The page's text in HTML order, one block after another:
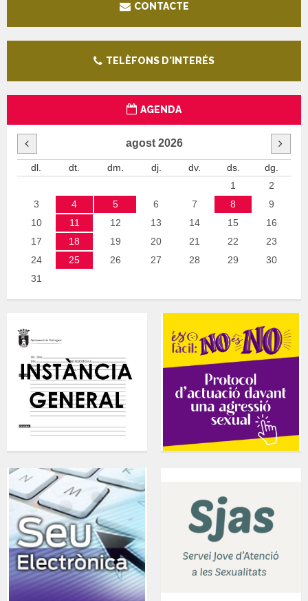
CONTACTE
TELÈFONS D'INTERÉS
AGENDA
agost 2026
dl. dt. dm. dj. dv. ds.
dg.
1
2
3
4 5 6 7 8
9
10
11 12 13 14 15
16
17
18 19 20 21 22
23
24
25 26 27 28 29
30
31